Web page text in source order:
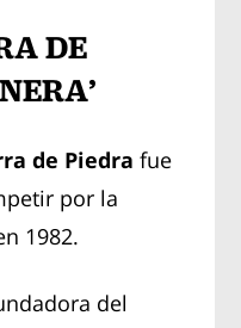
DE
de Piedrafue
por la
1982.
del